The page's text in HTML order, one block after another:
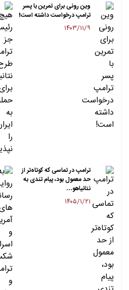
وین رونی برای تمرین با پسر
ترامپ درخواست داشته است!
۱۴۰۳/۱۱/۹
ترامپ در تماسی که کوتاه‌تر از
حد معمول بود، پیام تندی به
نتانیاهو…
۱۴۰۵/۱/۲۱